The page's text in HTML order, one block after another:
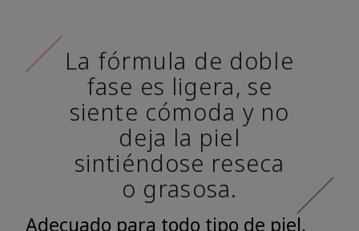
La fórmula de doble
fase es ligera, se
siente cómoda y no
deja la piel
sintiéndose reseca
o grasosa.
Adecuado para todo tipo de piel,